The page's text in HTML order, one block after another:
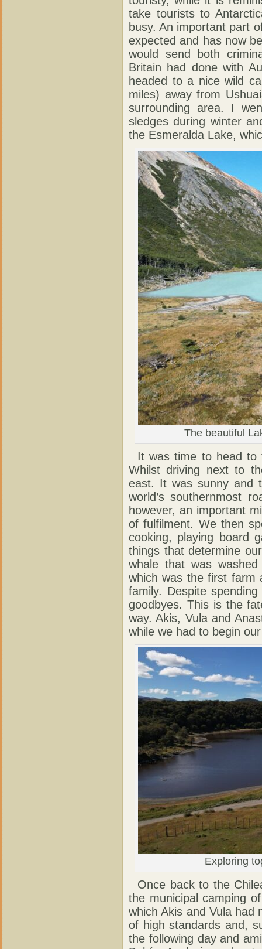
take tourists to
busy. An important part
expected and has now
would send both
Britain had done with
headed to a nice wild
miles) away from
surrounding area. I
sledges during winter
the Esmeralda Lake,
The beautiful
It was time to head to
Whilst driving next to
east. It was sunny and
world’s southernmost
however, an important
of fulfilment. We then
cooking, playing board
things that determine
whale that was
which was the first farm
family. Despite
goodbyes. This is the
way. Akis, Vula and
while we had to begin
Exploring
Once back to the
the municipal camping
which Akis and Vula had
of high standards and,
the following day and